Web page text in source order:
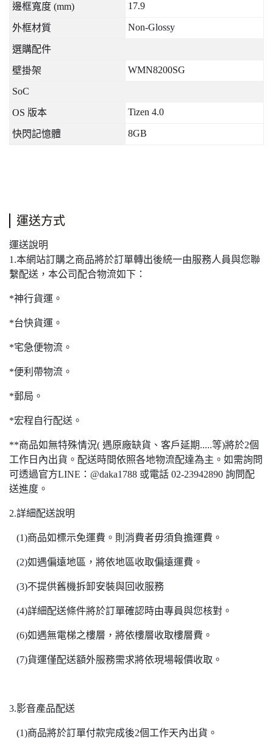
邊框寬度 (mm) 17.9
外框材質 Non-Glossy
選購配件
壁掛架 WMN8200SG
SoC
OS 版本 Tizen 4.0
快閃記憶體 8GB
運送方式
運送說明
1.本網站訂購之商品將於訂單轉出後統一由服務人員與您聯
繫配送，本公司配合物流如下：
*神行貨運。
*台快貨運。
*宅急便物流。
*便利帶物流。
*郵局。
*宏程自行配送。
**商品如無特殊情況( 遇原廠缺貨、客戶延期.....等)將於2個
工作日內出貨。配送時間依照各地物流配達為主。如需詢問
可透過官方LINE：@daka1788 或電話 02-23942890 詢問配
送進度。
2.詳細配送說明
(1)商品如標示免運費。則消費者毋須負擔運費。
(2)如遇偏遠地區，將依地區收取偏遠運費。
(3)不提供舊機拆卸安裝與回收服務
(4)詳細配送條件將於訂單確認時由專員與您核對。
(6)如遇無電梯之樓層，將依樓層收取樓層費。
(7)貨運僅配送額外服務需求將依現場報價收取。
3.影音產品配送
(1)商品將於訂單付款完成後2個工作天內出貨。